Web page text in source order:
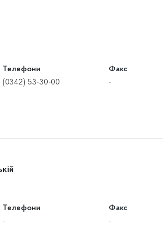
Телефони
(0342) 53-30-00
Факс
-
Телефони
-
Факс
-